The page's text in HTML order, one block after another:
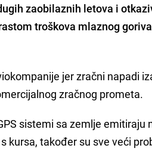
zaobilaznih letova i
troškova mlaznog goriva
jer zračni napadi
zračnog prometa.
sistemi sa zemlje emitiraju
kursa, također su sve veći